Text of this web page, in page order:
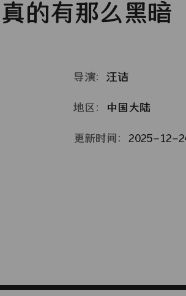
的有那么黑暗
导演： 汪诘
地区： 中国大陆
更新时间： 2025-12-